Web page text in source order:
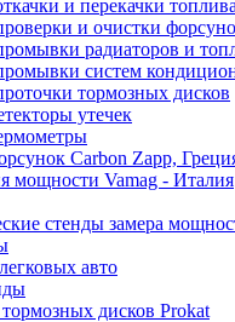
и перекачки топлива
и очистки
радиаторов и
систем
тормозных дисков
утечек
Carbon Zapp,
мощности Vamag - Италия
стенды замера
авто
дисков Prokat